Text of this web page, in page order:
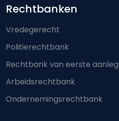
Footer-menu
Rechtbanken
Vredegerecht
Politierechtbank
Rechtbank van eerste aanleg
Arbeidsrechtbank
Ondernemingsrechtbank